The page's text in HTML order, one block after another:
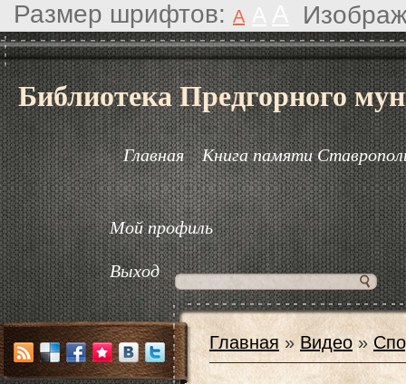
Размер шрифтов: A
Библиотека Предгорного
Главная Книга памяти
Мой профиль
Выход
Главная »Видео »